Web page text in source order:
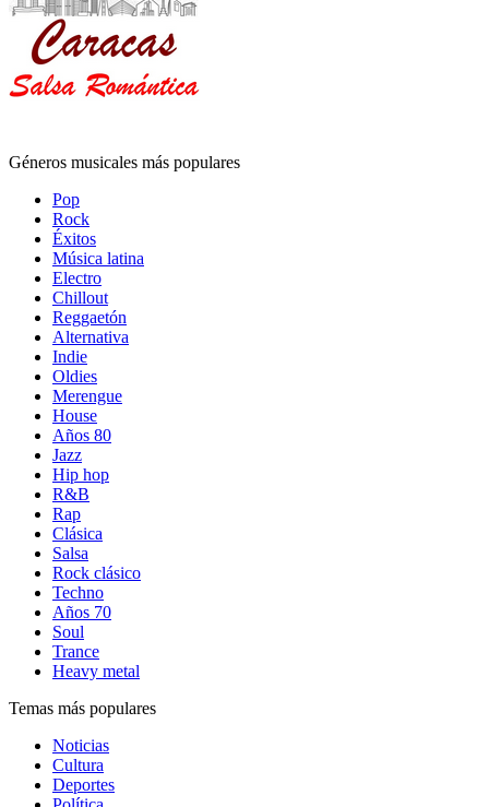
Géneros musicales más populares
Pop
Rock
Éxitos
Música latina
Electro
Chillout
Reggaetón
Alternativa
Indie
Oldies
Merengue
House
Años 80
Jazz
Hip hop
R&B
Rap
Clásica
Salsa
Rock clásico
Techno
Años 70
Soul
Trance
Heavy metal
Temas más populares
Noticias
Cultura
Deportes